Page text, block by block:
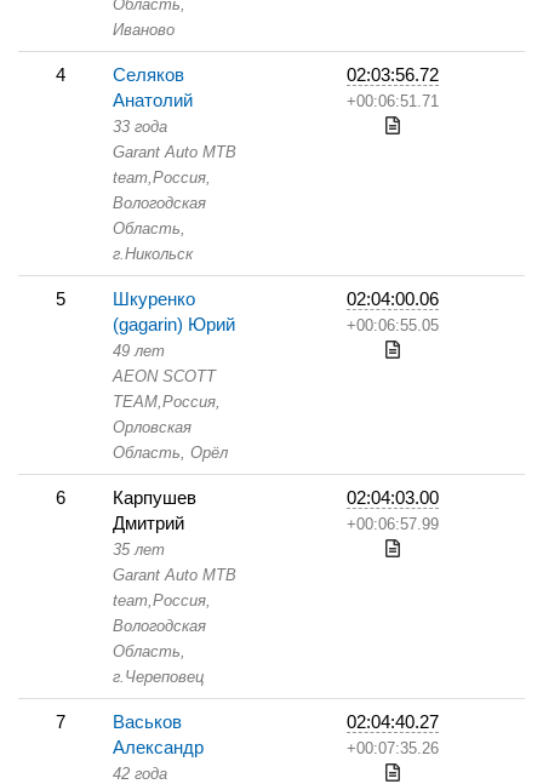
Область,
Иваново
4
Селяков
Анатолий
33 года
Garant Auto MTB
team,Россия,
Вологодская
Область,
г.Никольск
02:03:56.72
+00:06:51.71
5
Шкуренко
(gagarin) Юрий
49 лет
AEON SCOTT
TEAM,Россия,
Орловская
Область, Орёл
02:04:00.06
+00:06:55.05
6
Карпушев
Дмитрий
35 лет
Garant Auto MTB
team,Россия,
Вологодская
Область,
г.Череповец
02:04:03.00
+00:06:57.99
7
Васьков
Александр
42 года
02:04:40.27
+00:07:35.26